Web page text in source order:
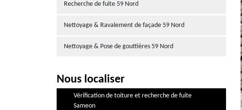
Recherche de fuite 59 Nord
Nettoyage & Ravalement de façade 59 Nord
Nettoyage & Pose de gouttières 59 Nord
Nous localiser
Vérification de toiture et recherche de fuite
Sameon